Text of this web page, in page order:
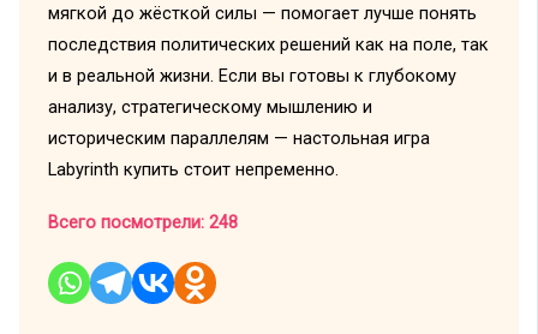
мягкой до жёсткой силы — помогает лучше понять
последствия политических решений как на поле, так
и в реальной жизни. Если вы готовы к глубокому
анализу, стратегическому мышлению и
историческим параллелям — настольная игра
Labyrinth купить стоит непременно.
Всего посмотрели: 248